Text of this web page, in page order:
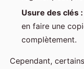
Usure des clés :
en faire une
complètement.
Cependant,